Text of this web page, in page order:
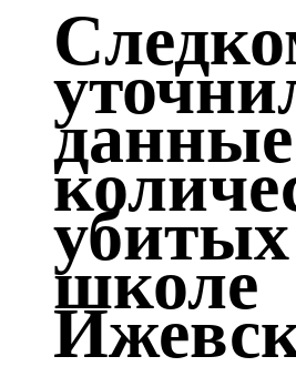
Кадыбаш
105,2 FM
Казан
91,5 FM
Кайбыч
106,1 FM
Кама тамагы
71,51 FM
школе